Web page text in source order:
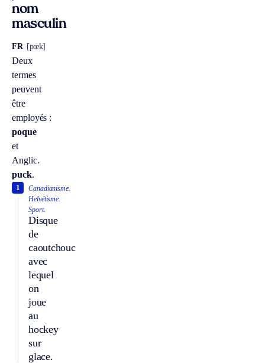
nom
masculin
FR [pœk]
Deux
termes
peuvent
être
employés :
poque
et
Anglic.
puck.
Canadianisme.
Helvétisme.
Sport.
Disque
de
caoutchouc
avec
lequel
on
joue
au
hockey
sur
glace.
1